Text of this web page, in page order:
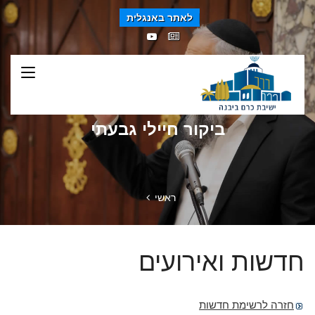
לאתר באנגלית
ביקור חיילי גבעתי
ראשי
חדשות ואירועים
חזרה לרשימת חדשות